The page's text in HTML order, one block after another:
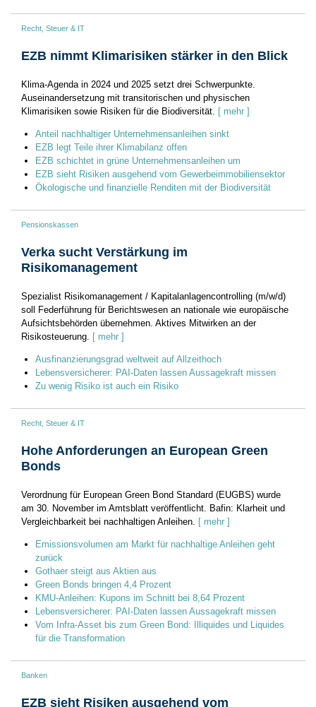
Recht, Steuer & IT
EZB nimmt Klimarisiken stärker in den Blick
Klima-Agenda in 2024 und 2025 setzt drei Schwerpunkte.
Auseinandersetzung mit transitorischen und physischen
Klimarisiken sowie Risiken für die Biodiversität. [ mehr ]
Anteil nachhaltiger Unternehmensanleihen sinkt
EZB legt Teile ihrer Klimabilanz offen
EZB schichtet in grüne Unternehmensanleihen um
EZB sieht Risiken ausgehend vom Gewerbeimmobiliensektor
Ökologische und finanzielle Renditen mit der Biodiversität
Pensionskassen
Verka sucht Verstärkung im
Risikomanagement
Spezialist Risikomanagement / Kapitalanlagencontrolling (m/w/d)
soll Federführung für Berichtswesen an nationale wie europäische
Aufsichtsbehörden übernehmen. Aktives Mitwirken an der
Risikosteuerung. [ mehr ]
Ausfinanzierungsgrad weltweit auf Allzeithoch
Lebensversicherer: PAI-Daten lassen Aussagekraft missen
Zu wenig Risiko ist auch ein Risiko
Recht, Steuer & IT
Hohe Anforderungen an European Green
Bonds
Verordnung für European Green Bond Standard (EUGBS) wurde
am 30. November im Amtsblatt veröffentlicht. Bafin: Klarheit und
Vergleichbarkeit bei nachhaltigen Anleihen. [ mehr ]
Emissionsvolumen am Markt für nachhaltige Anleihen geht
zurück
Gothaer steigt aus Aktien aus
Green Bonds bringen 4,4 Prozent
KMU-Anleihen: Kupons im Schnitt bei 8,64 Prozent
Lebensversicherer: PAI-Daten lassen Aussagekraft missen
Vom Infra-Asset bis zum Green Bond: Illiquides und Liquides
für die Transformation
Banken
EZB sieht Risiken ausgehend vom